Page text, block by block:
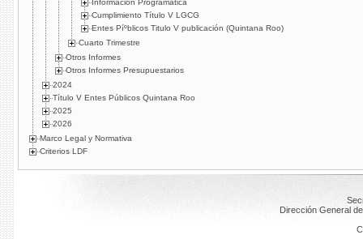
Información Programática
Cumplimiento Tí­tulo V LGCG
Entes Píºblicos Titulo V publicación (Quintana Roo)
Cuarto Trimestre
Otros Informes
Otros Informes Presupuestarios
2024
Título V Entes Públicos Quintana Roo
2025
2026
Marco Legal y Normativa
Criterios LDF
Dirección General